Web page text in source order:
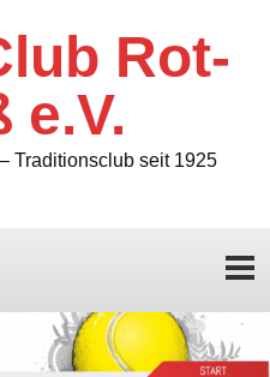
Rot-
e.V.
Traditionsclub seit 1925